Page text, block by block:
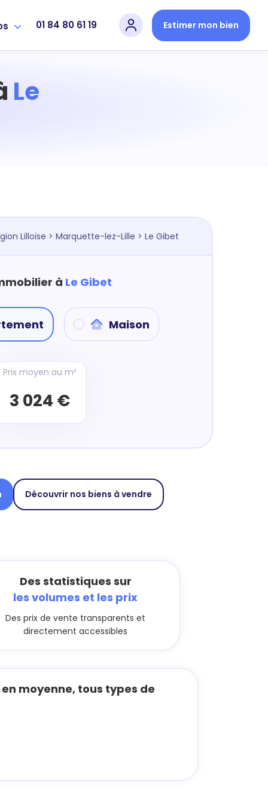
01 84 80 61 19 Estimer mon bien
Le
Lilloise > Marquette-lez-Lille > Le Gibet
à Le Gibet
Maison
Prix moyen au m²
3 024 €
Découvrir nos biens à vendre
Des statistiques sur
les volumes et les prix
Des prix de vente transparents et
directement accessibles
en moyenne, tous types de